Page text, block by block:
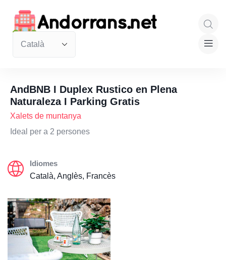
AndBNB I Duplex Rustico en Plena
Naturaleza I Parking Gratis
Xalets de muntanya
Ideal per a 2 persones
Idiomes
Català, Anglès, Francès